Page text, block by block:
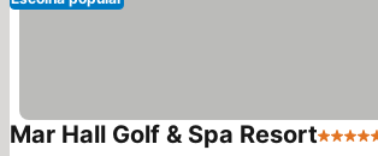
Mar Hall Golf & Spa Resort5